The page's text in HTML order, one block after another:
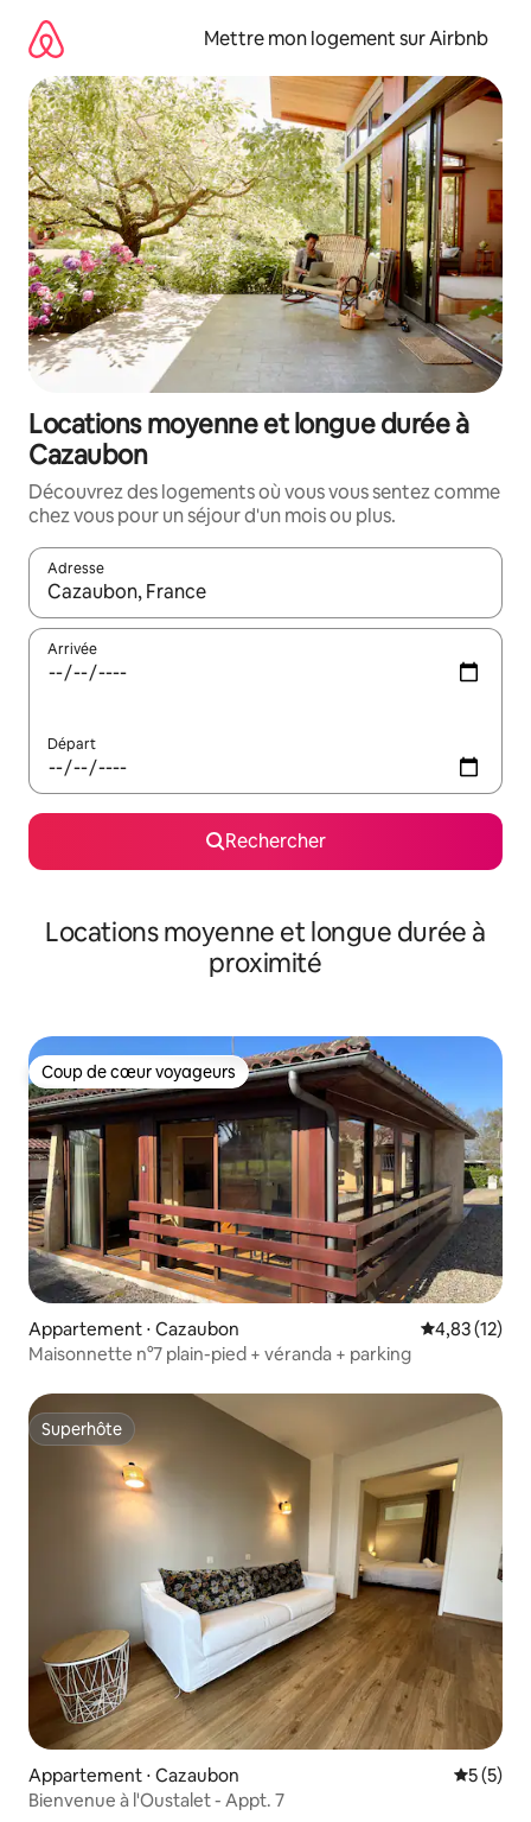
directement
contenu
Mettre mon logement sur Airbnb
Locations moyenne et longue durée à
Cazaubon
Découvrez des logements où vous vous sentez comme
chez vous pour un séjour d'un mois ou plus.
Adresse
Lorsque les résultats s'affichent, utilisez les flèches vers le
Arrivée
Départ
Rechercher
Locations moyenne et longue durée à
proximité
Coup de cœur voyageurs
Coup de cœur voyageurs
Appartement ⋅ Cazaubon Évaluation
4,83 (12)
Maisonnette n°7 plain-pied + véranda + parking
Superhôte
Superhôte
Appartement ⋅ Cazaubon
5 (5)
Bienvenue à l'Oustalet - Appt. 7